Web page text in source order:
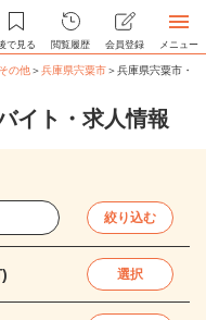
で見る 閲覧履歴 会員登録 メニュー
の他＞兵庫県宍粟市＞兵庫県宍粟市・
イト・求人情報
絞り込む
選択